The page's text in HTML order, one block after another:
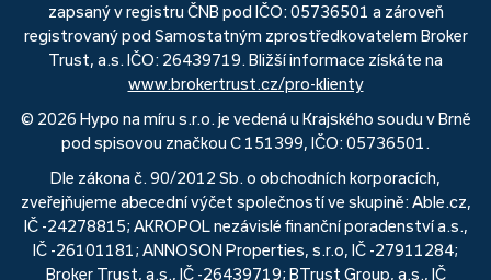
zapsaný v registru ČNB pod IČO: 05736501 a zároveň
registrovaný pod Samostatným zprostředkovatelem Broker
Trust, a.s. IČO: 26439719. Bližší informace získáte na
www.brokertrust.cz/pro-klienty
© 2026 Hypo na míru s.r.o. je vedená u Krajského soudu v Brně
pod spisovou značkou C 151399, IČO: 05736501.
Dle zákona č. 90/2012 Sb. o obchodních korporacích,
zveřejňujeme abecední výčet společností ve skupině: Able.cz,
IČ -24278815; AKROPOL nezávislé finanční poradenství a.s.,
IČ -26101181; ANNOSON Properties, s.r.o, IČ -27911284;
Broker Trust, a.s., IČ -26439719; BTrust Group, a.s., IČ